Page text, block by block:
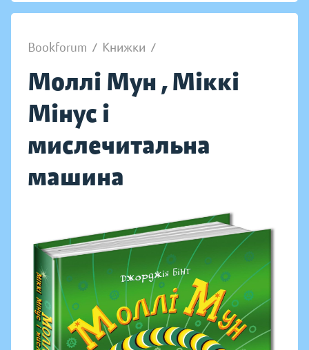
Bookforum / Книжки /
Моллі Мун , Міккі
Мінус і
мислечитальна
машина